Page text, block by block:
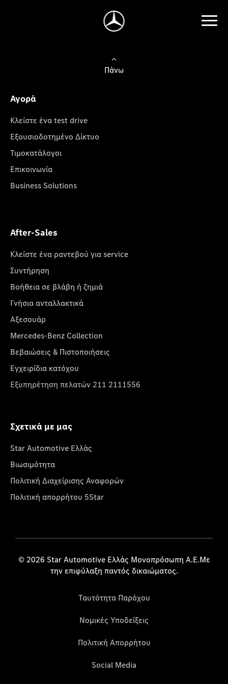
Πάνω
Αγορά
Κλείστε ένα test drive
Εξουσιοδοτημένο Δίκτυο
Τιμοκατάλογοι
Επικοινωνία
Business Solutions
After-Sales
Κλείστε ένα ραντεβού για service
Συντήρηση
Βοήθεια σε βλάβη ή ζημιά
Γνήσια ανταλλακτικά
Αξεσουάρ
Mercedes-Benz Collection
Βεβαιώσεις & Πιστοποιήσεις
Εγχειρίδια κατόχου
Εξυπηρέτηση πελατών 211 2111556
Σχετικά με μας
Star Automotive Ελλάς
Βιωσιμότητα
Πολιτική Διαχείρισης Αναφορών
Πολιτική απορρήτου 5Star
© 2026 Star Automotive Ελλάς Μονοπρόσωπη Α.Ε.Με
την επιφύλαξη παντός δικαιώματος.
Ταυτότητα Παρόχου
Νομικές Υποδείξεις
Πολιτική Απορρήτου
Social Media